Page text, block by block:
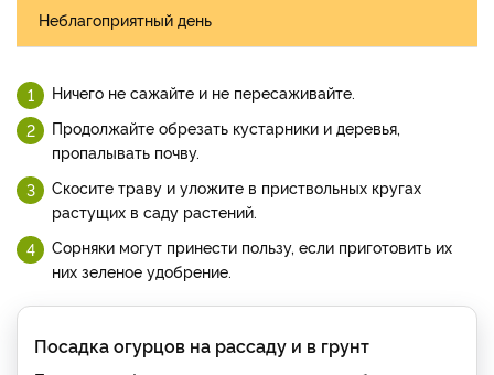
Неблагоприятный день
Ничего не сажайте и не пересаживайте.
Продолжайте обрезать кустарники и деревья,
пропалывать почву.
Скосите траву и уложите в приствольных кругах
растущих в саду растений.
Сорняки могут принести пользу, если приготовить их
них зеленое удобрение.
Посадка огурцов на рассаду и в грунт